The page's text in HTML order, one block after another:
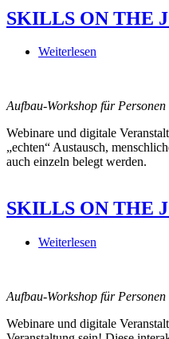
SKILLS ON THE
Weiterlesen
JOB:
Partizipation
und
Stuhlkreis
Aufbau-Workshop für
Webinare und digitale
„echten“ Austausch,
auch einzeln belegt werden.
SKILLS ON THE
Weiterlesen
JOB:
für Webinare,
Aufbau-Workshop für
Webinare und digitale